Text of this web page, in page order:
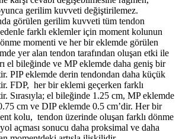
gerilim kuvveti değiştirilemez.
görülen gerilim kuvveti tüm tendon
farklı eklemler için moment kolunun
momenti ve her bir eklemde görülen
yer alan tendon tarafından oluşan etki ile
el bileğinde ve MP eklemde daha geniş bir
PIP eklemde derin tendondan daha küçük
FDP, her bir eklemi geçerken farklı
Sırasıyla; el bileğinde 1.25 cm, MP eklemde
cm ve DIP eklemde 0.5 cm’dir. Her bir
kolu, tendon üzerinde oluşan farklı dönme
açması sonucu daha proksimal ve daha